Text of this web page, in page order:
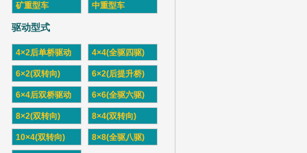
矿重型车 中重型车
驱动型式
4×2后单桥驱动 4×4(全驱四驱)
6×2(双转向) 6×2(后提升桥)
6×4后双桥驱动 6×6(全驱六驱)
8×2(双转向) 8×4(双转向)
10×4(双转向) 8×8(全驱八驱)